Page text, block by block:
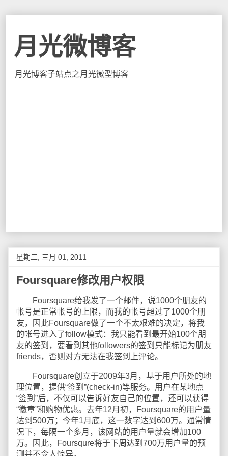
月光微博客
月光博客子站点之月光微型博客
星期二, 三月 01, 2011
Foursquare修改用户权限
Foursquare给我发了一个邮件，说1000个朋友的
帐号是正常帐号的上限，而我的帐号超过了1000个朋
友，因此Foursquare做了一个不太艰难的决定，将我
的帐号进入了follow模式：我只能看到最开始100个朋
友的签到，要看到其他followers的签到只能标记为朋友
friends，否则对方无法在我签到上评论。
Foursquare创立于2009年3月，基于用户所处的地
理位置，提供“签到”(check-in)等服务。用户在某地点
“签到”后，不仅可以告诉好友自己的位置，还可以获得
“徽章”和购物优惠。去年12月初，Foursquare的用户量
达到500万；今年1月底，这一数字达到600万。通常情
况下，每隔一个多月，该网站的用户量就会增加100
万。因此，Foursqure将于下周达到700万用户量的预
测并不令人惊异。